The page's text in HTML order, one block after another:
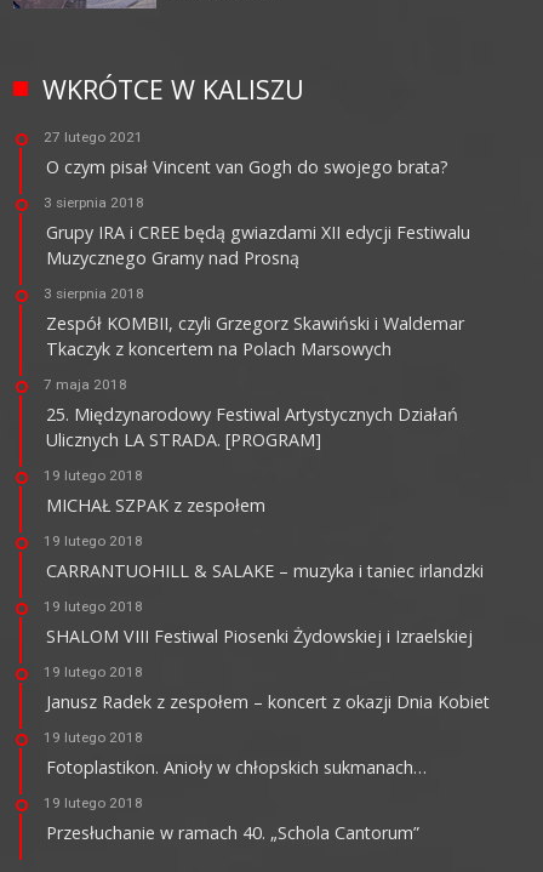
WKRÓTCE W KALISZU
27 lutego 2021
O czym pisał Vincent van Gogh do swojego brata?
3 sierpnia 2018
Grupy IRA i CREE będą gwiazdami XII edycji Festiwalu
Muzycznego Gramy nad Prosną
3 sierpnia 2018
Zespół KOMBII, czyli Grzegorz Skawiński i Waldemar
Tkaczyk z koncertem na Polach Marsowych
7 maja 2018
25. Międzynarodowy Festiwal Artystycznych Działań
Ulicznych LA STRADA. [PROGRAM]
19 lutego 2018
MICHAŁ SZPAK z zespołem
19 lutego 2018
CARRANTUOHILL & SALAKE – muzyka i taniec irlandzki
19 lutego 2018
SHALOM VIII Festiwal Piosenki Żydowskiej i Izraelskiej
19 lutego 2018
Janusz Radek z zespołem – koncert z okazji Dnia Kobiet
19 lutego 2018
Fotoplastikon. Anioły w chłopskich sukmanach…
19 lutego 2018
Przesłuchanie w ramach 40. „Schola Cantorum”